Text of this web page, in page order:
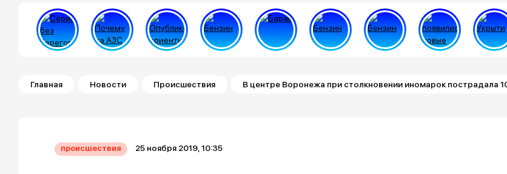
Строка навигации
Главная Новости Происшествия В центре Воронежа при столкновении иномарок пострадала
происшествия 25 ноября 2019, 10:35